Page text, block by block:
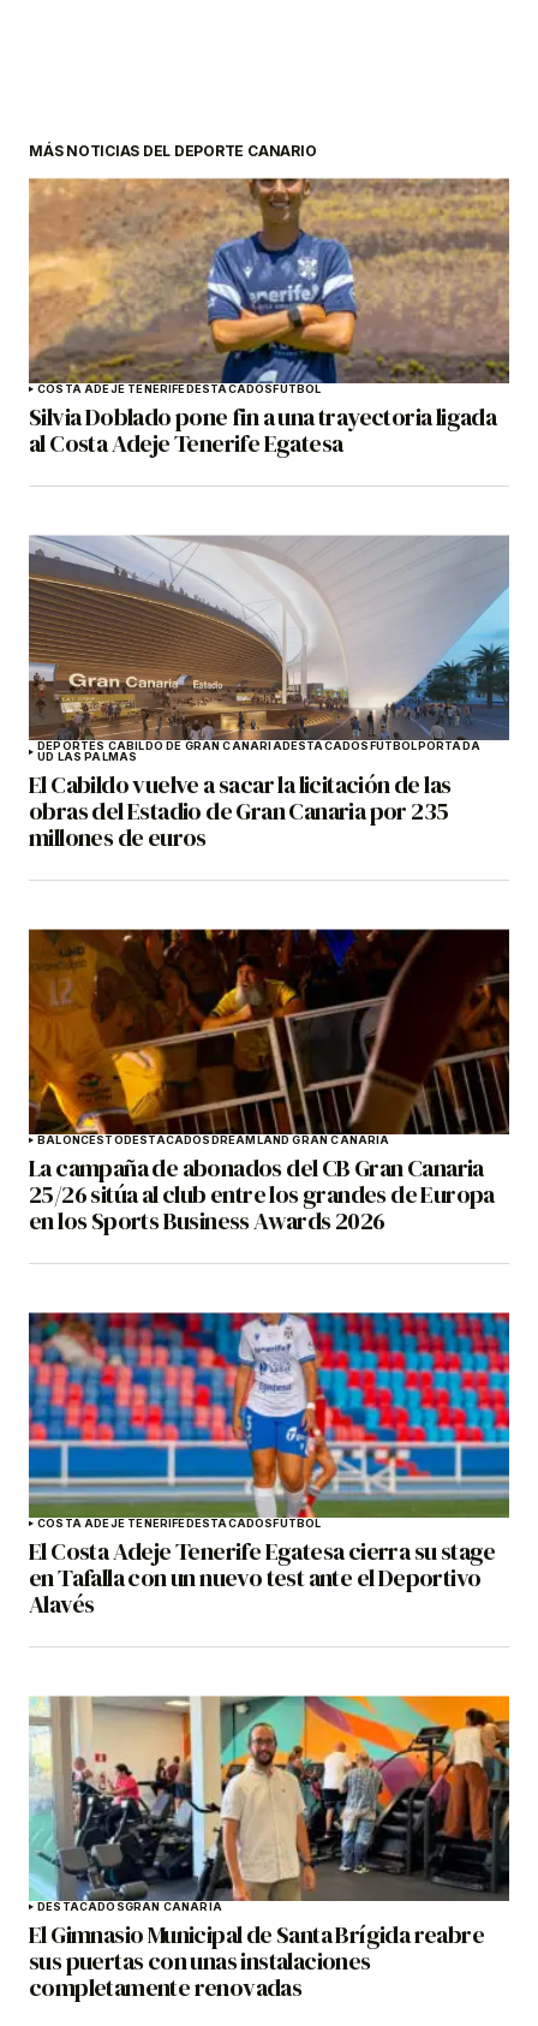
MÁS NOTICIAS DEL DEPORTE CANARIO
COSTA ADEJE TENERIFE DESTACADOS FÚTBOL
Silvia Doblado pone fin a una trayectoria ligada
al Costa Adeje Tenerife Egatesa
DEPORTES CABILDO DE GRAN CANARIADESTACADOS FÚTBOL PORTADA
UD LAS PALMAS
El Cabildo vuelve a sacar la licitación de las
obras del Estadio de Gran Canaria por 235
millones de euros
BALONCESTO DESTACADOS DREAMLAND GRAN CANARIA
La campaña de abonados del CB Gran Canaria
25/26 sitúa al club entre los grandes de Europa
en los Sports Business Awards 2026
COSTA ADEJE TENERIFE DESTACADOS FÚTBOL
El Costa Adeje Tenerife Egatesa cierra su stage
en Tafalla con un nuevo test ante el Deportivo
Alavés
DESTACADOSGRAN CANARIA
El Gimnasio Municipal de Santa Brígida reabre
sus puertas con unas instalaciones
completamente renovadas